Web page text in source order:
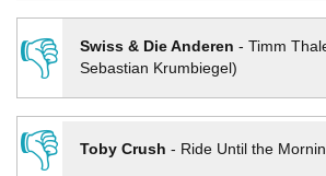
👎
Swiss & Die Anderen - Timm
Sebastian Krumbiegel)
👎
Toby Crush - Ride Until the